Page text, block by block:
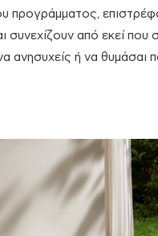
προγράμματος,
συνεχίζουν από εκεί που
ανησυχείς ή να θυμάσαι